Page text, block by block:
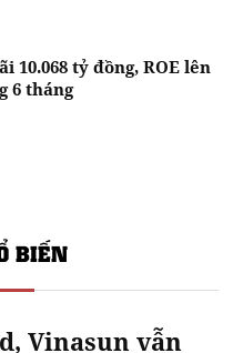
10.068 tỷ đồng, ROE lên
6 tháng
BIẾN
Vinasun vẫn